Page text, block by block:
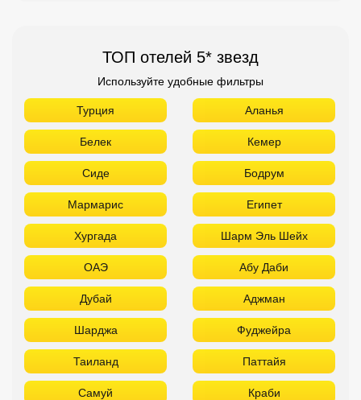
ТОП отелей 5* звезд
Используйте удобные фильтры
Турция Аланья
Белек Кемер
Сиде Бодрум
Мармарис Египет
Хургада Шарм Эль Шейх
ОАЭ Абу Даби
Дубай Аджман
Шарджа Фуджейра
Таиланд Паттайя
Самуй Краби